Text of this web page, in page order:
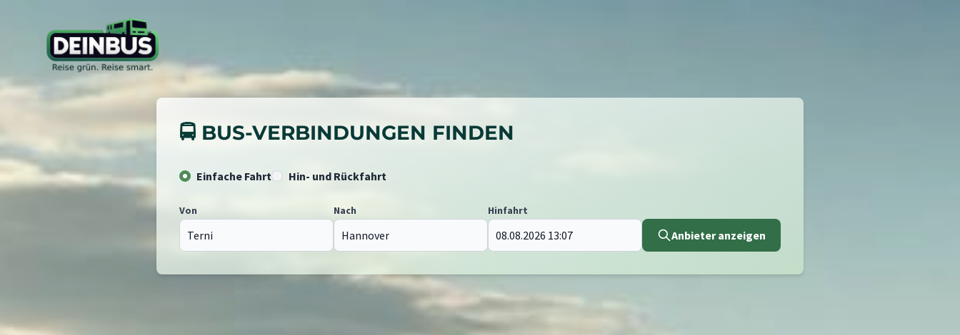
🚍 BUS-VERBINDUNGEN FINDEN
Einfache Fahrt Hin- und Rückfahrt
Von Nach Hinfahrt
Anbieter anzeigen